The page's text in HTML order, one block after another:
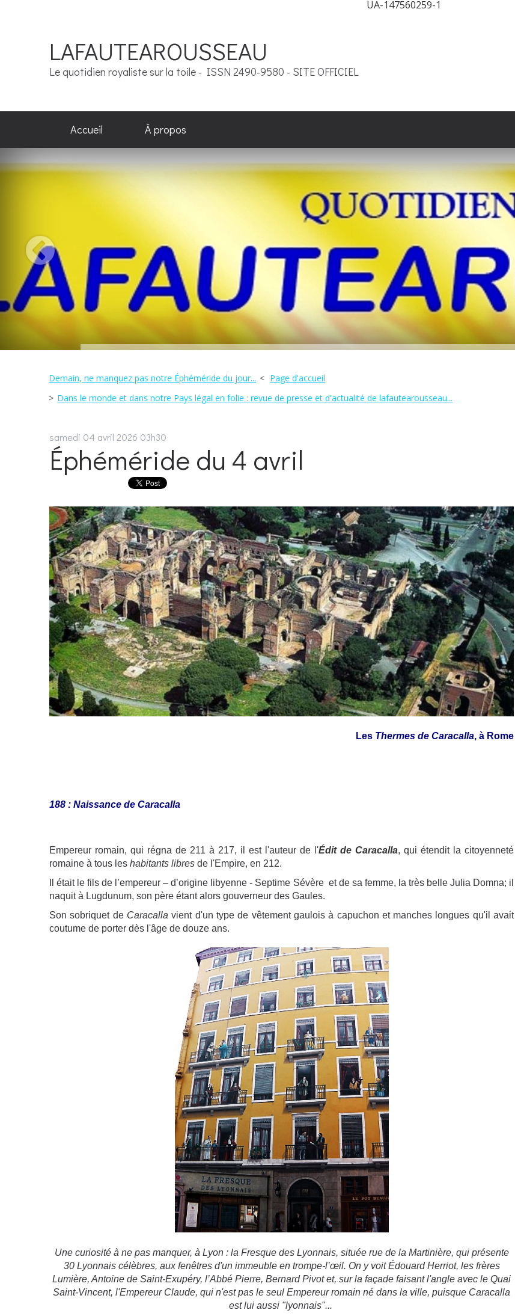
UA-147560259-1
LAFAUTEAROUSSEAU
Le quotidien royaliste sur la toile - ISSN 2490-9580 - SITE OFFICIEL
Accueil À propos
Demain, ne manquez pas notre Éphéméride du jour...
Page d'accueil
Dans le monde et dans notre Pays légal en folie : revue de presse et d'actualité de lafautearousseau...
samedi 04 avril 2026 03h30
Éphéméride du 4 avril
Les Thermes de Caracalla, à Rome
188 : Naissance de Caracalla
Empereur romain, qui régna de 211 à 217, il est l'auteur de l'Édit de Caracalla, qui étendit la citoyenneté
romaine à tous les habitants libres de l'Empire, en 212.
Il était le fils de l’empereur – d’origine libyenne - Septime Sévère et de sa femme, la très belle Julia Domna; il
naquit à Lugdunum, son père étant alors gouverneur des Gaules.
Son sobriquet de Caracalla vient d'un type de vêtement gaulois à capuchon et manches longues qu'il avait
coutume de porter dès l'âge de douze ans.
Une curiosité à ne pas manquer, à Lyon : la Fresque des Lyonnais, située rue de la Martinière, qui présente
30 Lyonnais célèbres, aux fenêtres d'un immeuble en trompe-l’œil. On y voit Édouard Herriot, les frères
Lumière, Antoine de Saint-Exupéry, l’Abbé Pierre, Bernard Pivot et, sur la façade faisant l'angle avec le Quai
Saint-Vincent, l'Empereur Claude, qui n'est pas le seul Empereur romain né dans la ville, puisque Caracalla
est lui aussi "lyonnais"...